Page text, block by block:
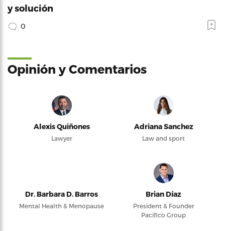
y solución
0
Opinión y Comentarios
Alexis Quiñones
Lawyer
Adriana Sanchez
Law and sport
Dr. Barbara D. Barros
Mental Health & Menopause
Brian Díaz
President & Founder
Pacifico Group